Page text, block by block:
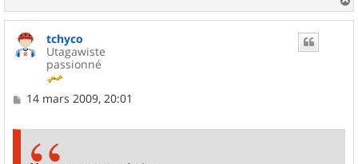
a
tchyco
Utagawiste
passionné
M14 mars 2009, 20:01